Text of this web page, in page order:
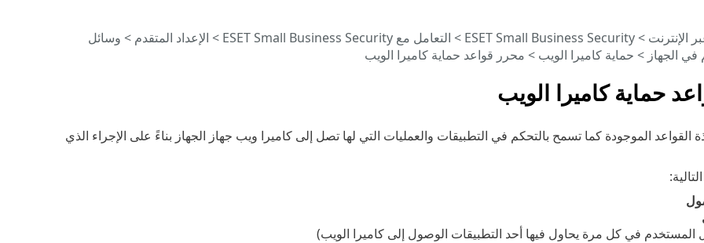
حماية كاميرا الويب
>
ESET Small Business Security
> التعامل مع ESET Small Business Security > الإعداد المتقدم > وسائل
في الجهاز > حماية كاميرا الويب > محرر قواعد حماية كاميرا الويب
القواعد الموجودة كما تسمح بالتحكم في التطبيقات والعمليات التي لها تصل إلى كاميرا ويب جهاز الجهاز بناءً على الإجراء الذي
المستخدم في كل مرة يحاول فيها أحد التطبيقات الوصول إلى كاميرا الويب)